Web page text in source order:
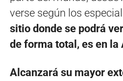
verse según los
sitio donde se podrá
de forma total, es en la
Alcanzará su mayor